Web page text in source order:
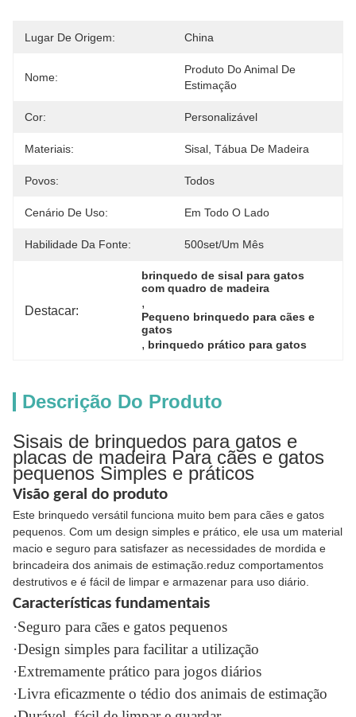
Lugar De Origem: China
Nome:
Produto Do Animal De
Estimação
Cor: Personalizável
Materiais: Sisal, Tábua De Madeira
Povos: Todos
Cenário De Uso: Em Todo O Lado
Habilidade Da Fonte: 500set/um Mês
Destacar:
brinquedo de sisal para gatos
com quadro de madeira
,
Pequeno brinquedo para cães e
gatos
, brinquedo prático para gatos
Descrição Do Produto
Sisais de brinquedos para gatos e
placas de madeira Para cães e gatos
pequenos Simples e práticos
Visão geral do produto
Este brinquedo versátil funciona muito bem para cães e gatos
pequenos. Com um design simples e prático, ele usa um material
macio e seguro para satisfazer as necessidades de mordida e
brincadeira dos animais de estimação.reduz comportamentos
destrutivos e é fácil de limpar e armazenar para uso diário.
Características fundamentais
·Seguro para cães e gatos pequenos
·Design simples para facilitar a utilização
·Extremamente prático para jogos diários
·Livra eficazmente o tédio dos animais de estimação